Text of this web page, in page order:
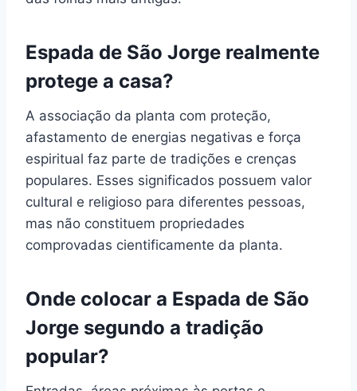
Espada de São Jorge realmente
protege a casa?
A associação da planta com proteção,
afastamento de energias negativas e força
espiritual faz parte de tradições e crenças
populares. Esses significados possuem valor
cultural e religioso para diferentes pessoas,
mas não constituem propriedades
comprovadas cientificamente da planta.
Onde colocar a Espada de São
Jorge segundo a tradição
popular?